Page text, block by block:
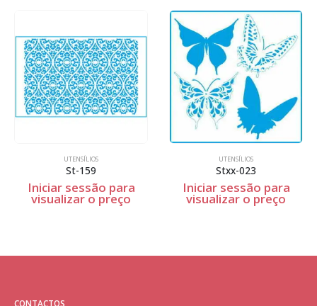
UTENSÍLIOS
St-159
Iniciar sessão para
visualizar o preço
UTENSÍLIOS
Stxx-023
Iniciar sessão para
visualizar o preço
CONTACTOS